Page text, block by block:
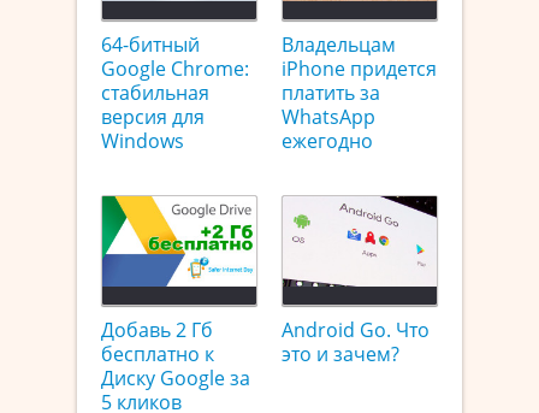
64-битный
Google Chrome:
стабильная
версия для
Windows
Владельцам
iPhone придется
платить за
WhatsApp
ежегодно
Добавь 2 Гб
бесплатно к
Диску Google за
5 кликов
Android Go. Что
это и зачем?